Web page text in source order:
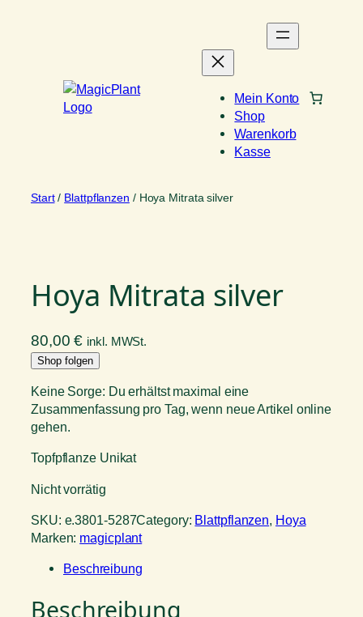
Mein Konto
Shop
Warenkorb
Kasse
Start/ Blattpflanzen / Hoya Mitrata silver
Hoya Mitrata silver
80,00€ inkl. MWSt.
Shop folgen
Keine Sorge: Du erhältst maximal eine
Zusammenfassung pro Tag, wenn neue Artikel online
gehen.
Topfpflanze Unikat
Nicht vorrätig
SKU: e.3801-5287Category: Blattpflanzen, Hoya
Marken: magicplant
Beschreibung
Beschreibung